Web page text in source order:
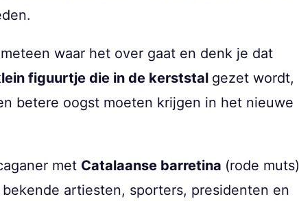
waar het over gaat en denk je dat
figuurtje die in de kerststal gezet wordt,
betere oogst moeten krijgen in het nieuwe
met Catalaanse barretina (rode muts)
artiesten, sporters, presidenten en